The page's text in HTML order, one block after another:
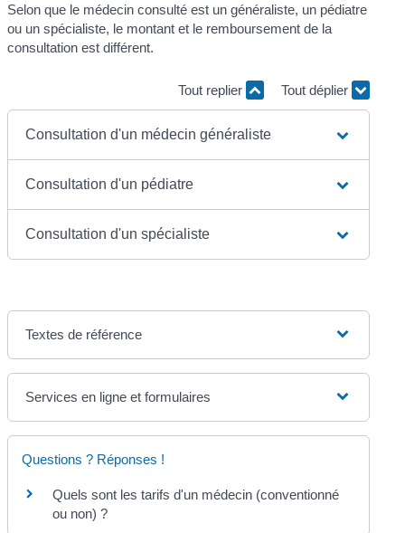
Selon que le médecin consulté est un généraliste, un pédiatre
ou un spécialiste, le montant et le remboursement de la
consultation est différent.
Tout replier Tout déplier
Consultation d'un médecin généraliste
Consultation d'un pédiatre
Consultation d'un spécialiste
Textes de référence
Services en ligne et formulaires
Questions ? Réponses !
Quels sont les tarifs d'un médecin (conventionné
ou non) ?